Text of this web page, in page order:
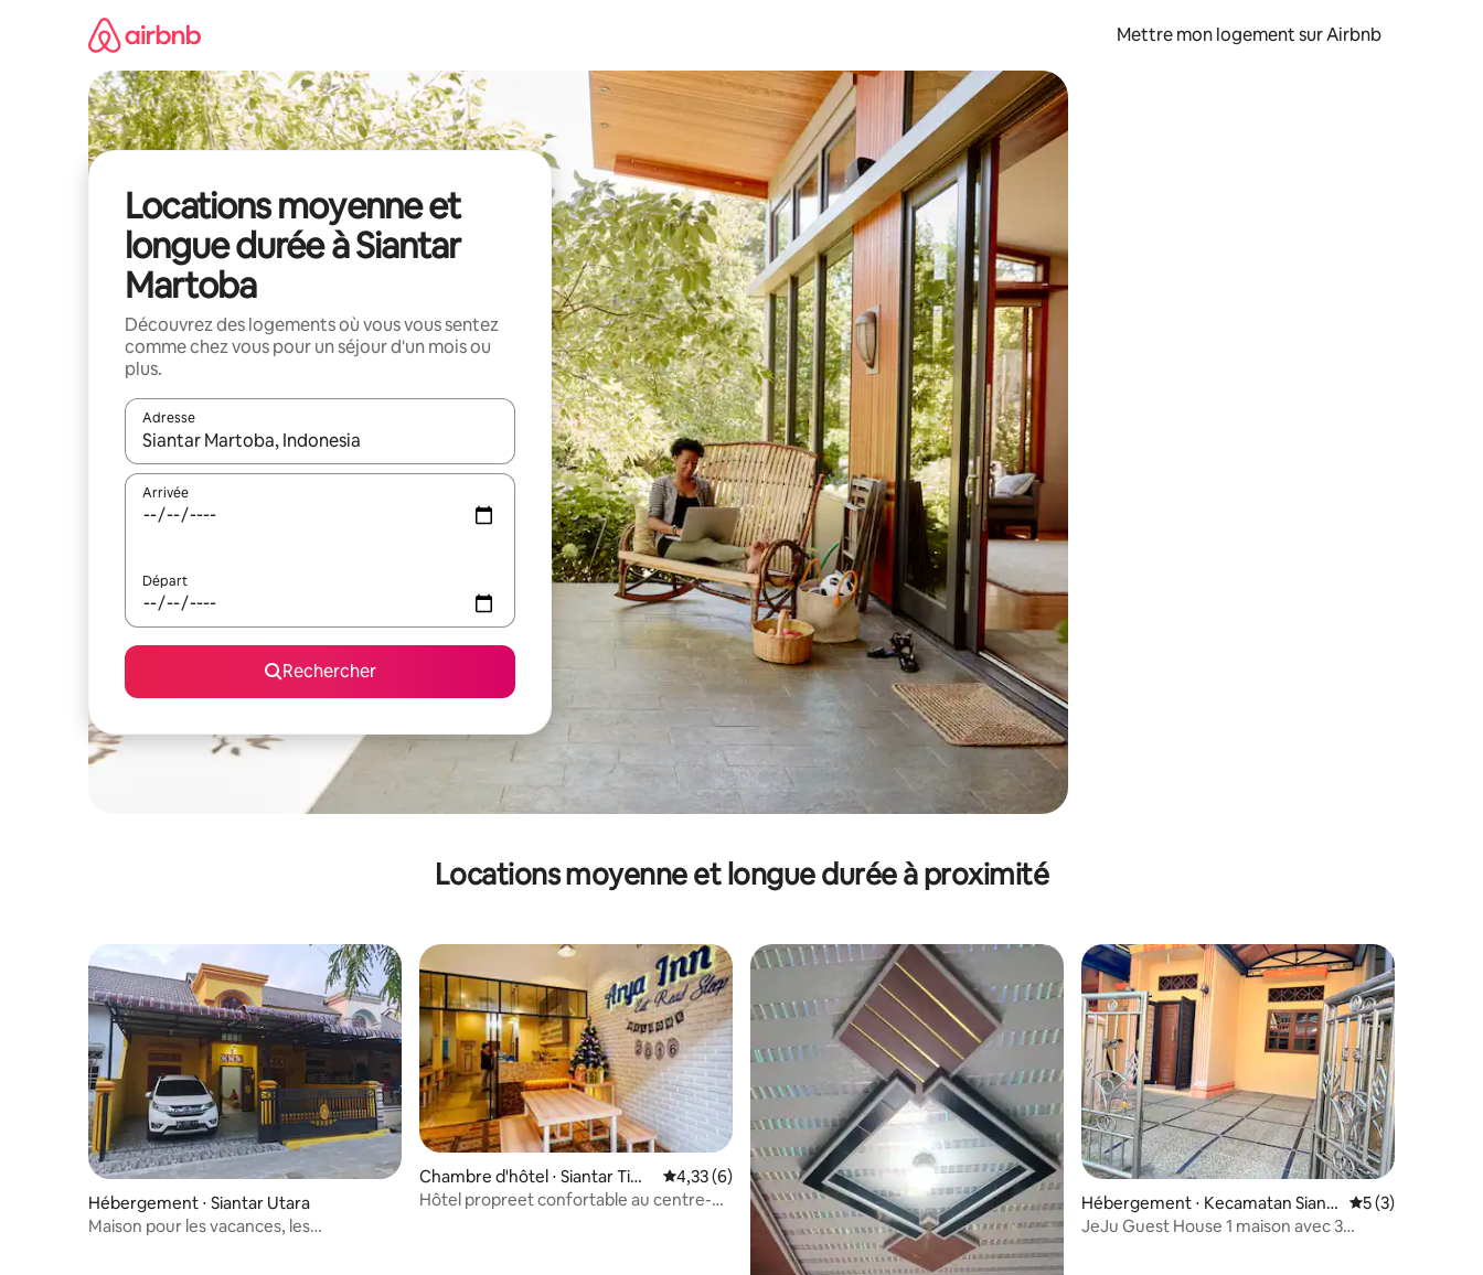
Mettre mon logement sur Airbnb
Locations moyenne et
longue durée à Siantar
Martoba
Découvrez des logements où vous vous sentez
comme chez vous pour un séjour d'un mois ou
plus.
Adresse
Lorsque les résultats s'affichent, utilisez les flèches vers le haut et vers le bas pour les parcourir ou en appuyant et en faisant glisser.
Arrivée
Départ
Rechercher
Locations moyenne et longue durée à proximité
Hébergement ⋅ Siantar Utara
Maison pour les vacances, les
Chambre d'hôtel ⋅ Siantar Tim
ur
Évaluation moyenne sur la base de 6 commentaires : 4,33 sur 5
4,33 (6)
Hôtel propreet confortable au centre-
Hébergement ⋅ Kecamatan Siant
ar Utara
Évaluation
5 (3)
JeJu Guest House 1 maison avec 3